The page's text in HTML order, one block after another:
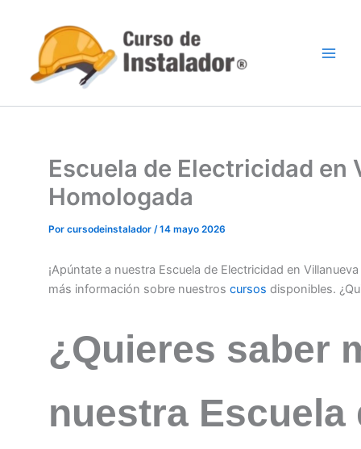
contenido
Escuela de Electricidad en
Homologada
Por cursodeinstalador /14 mayo 2026
¡Apúntate a nuestra Escuela de Electricidad en
más información sobre nuestros cursos disponibles.
¿Quieres saber
nuestra